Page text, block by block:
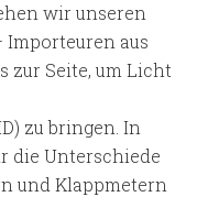
wir unseren
Importeuren aus
zur Seite, um Licht
zu bringen. In
die Unterschiede
und Klappmetern